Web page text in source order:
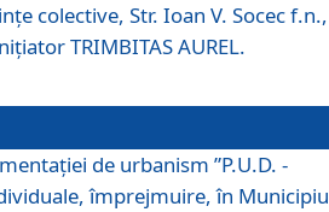
colective, Str. Ioan V. Socec f.n.,
TRIMBITAS AUREL.
de urbanism ”P.U.D. -
împrejmuire, în